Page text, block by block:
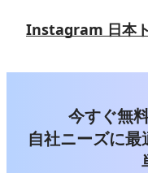
Instagram 日本
今すぐ無
自社ニーズに